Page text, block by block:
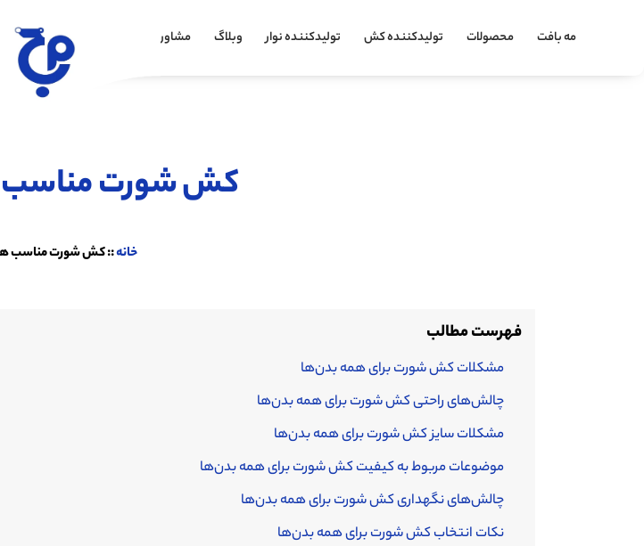
مه بافت محصولات تولیدکننده کش تولیدکننده نوار وبلاگ مشاوره خرید
کش شورت مناسب
خانه::کش شورت مناسب
فهرست مطالب
مشکلات کش شورت برای همه بدن‌ها
چالش‌های راحتی کش شورت برای همه بدن‌ها
مشکلات سایز کش شورت برای همه بدن‌ها
موضوعات مربوط به کیفیت کش شورت برای همه بدن‌ها
چالش‌های نگهداری کش شورت برای همه بدن‌ها
نکات انتخاب کش شورت برای همه بدن‌ها